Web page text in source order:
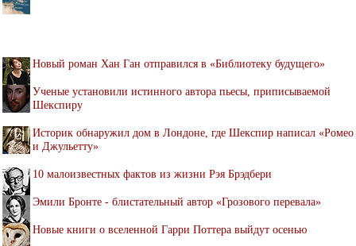
Новый роман Хан Ган отправился в «Библиотеку будущего»
Ученые установили истинного автора пьесы, приписываемой
Шекспиру
Историк обнаружил дом в Лондоне, где Шекспир написал «Ромео
и Джульетту»
10 малоизвестных фактов из жизни Рэя Брэдбери
Эмили Бронте - блистательный автор «Грозового перевала»
Новые книги о вселенной Гарри Поттера выйдут осенью